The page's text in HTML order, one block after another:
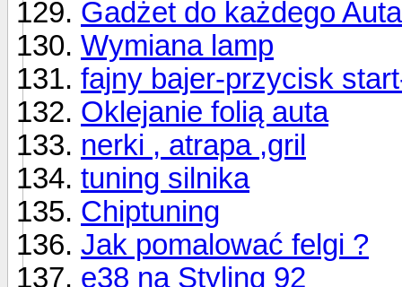
Gadżet do każdego Auta
Wymiana lamp
fajny bajer-przycisk
Oklejanie folią auta
nerki , atrapa ,gril
tuning silnika
Chiptuning
Jak pomalować felgi ?
e38 na Styling 92